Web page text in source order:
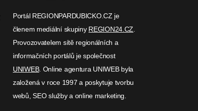
Portál REGIONPARDUBICKO.CZ je
členem mediální skupiny REGION24.CZ
Provozovatelem sítě regionálních a
informačních portálů je společnost
UNIWEB. Online agentura UNIWEB byla
založená v roce 1997 a poskytuje tvorbu
webů, SEO služby a online marketing.